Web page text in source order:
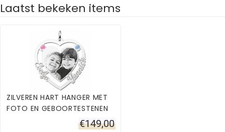
Laatst bekeken items
ZILVEREN HART HANGER MET
FOTO EN GEBOORTESTENEN
€149,00